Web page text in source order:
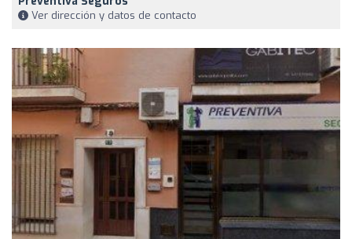
Ver dirección y datos de contacto